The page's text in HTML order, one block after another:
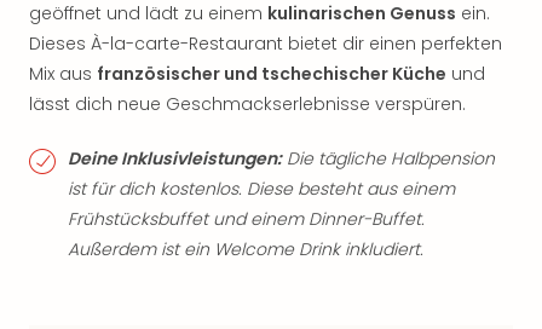
geöffnet und lädt zu einem kulinarischen Genuss ein.
Dieses À-la-carte-Restaurant bietet dir einen perfekten
Mix aus französischer und tschechischer Küche und
lässt dich neue Geschmackserlebnisse verspüren.
Deine Inklusivleistungen:Die tägliche Halbpension
ist für dich kostenlos. Diese besteht aus einem
Frühstücksbuffet und einem Dinner-Buffet.
Außerdem ist ein Welcome Drink inkludiert.